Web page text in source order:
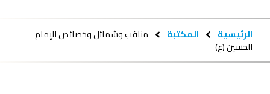
الرئيسية المكتبة مناقب وشمائل وخصائص الإمام
الحسين (ع)